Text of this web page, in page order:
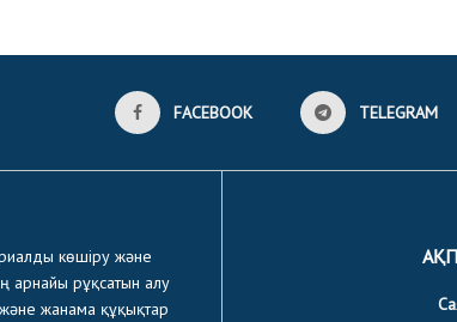
FACEBOOK TELEGRAM
көшіру және
арнайы рұқсатын алу
жанама құқықтар